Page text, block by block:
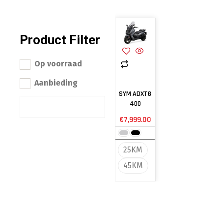
Product Filter
Op voorraad
Aanbieding
SYM ADXTG
400
€7,999.00
25KM
45KM